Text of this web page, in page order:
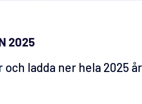
2025
och ladda ner hela 2025